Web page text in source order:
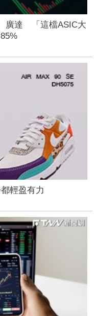
廣達 「這檔ASIC大
輕盈有力